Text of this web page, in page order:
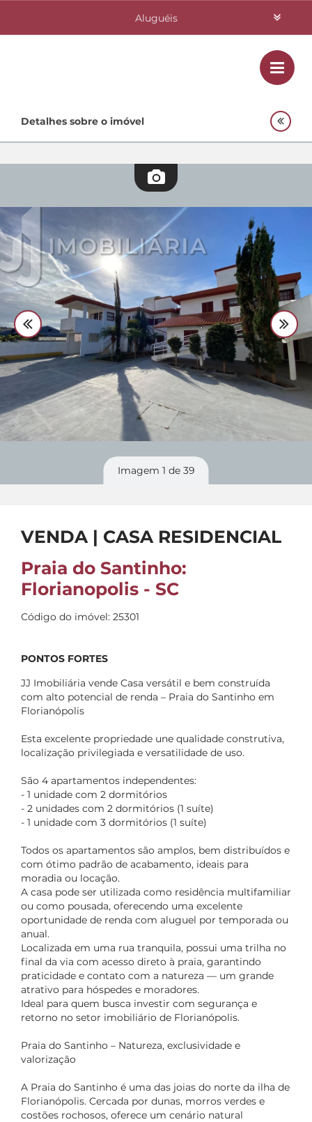
Aluguéis
Investimentos
Quem Somos
Contato
Fale Conosco 48 3364-0079
Plantão 48 99842-0500
Divulgue seu imóvel
Detalhes sobre o imóvel
Imagem 1 de 39
VENDA | CASA RESIDENCIAL
Praia do Santinho:
Florianopolis - SC
Código do imóvel: 25301
PONTOS FORTES
JJ Imobiliária vende Casa versátil e bem construída
com alto potencial de renda – Praia do Santinho em
Florianópolis
Esta excelente propriedade une qualidade construtiva,
localização privilegiada e versatilidade de uso.
São 4 apartamentos independentes:
- 1 unidade com 2 dormitórios
- 2 unidades com 2 dormitórios (1 suíte)
- 1 unidade com 3 dormitórios (1 suíte)
Todos os apartamentos são amplos, bem distribuídos e
com ótimo padrão de acabamento, ideais para
moradia ou locação.
A casa pode ser utilizada como residência multifamiliar
ou como pousada, oferecendo uma excelente
oportunidade de renda com aluguel por temporada ou
anual.
Localizada em uma rua tranquila, possui uma trilha no
final da via com acesso direto à praia, garantindo
praticidade e contato com a natureza — um grande
atrativo para hóspedes e moradores.
Ideal para quem busca investir com segurança e
retorno no setor imobiliário de Florianópolis.
Praia do Santinho – Natureza, exclusividade e
valorização
A Praia do Santinho é uma das joias do norte da ilha de
Florianópolis. Cercada por dunas, morros verdes e
costões rochosos, oferece um cenário natural